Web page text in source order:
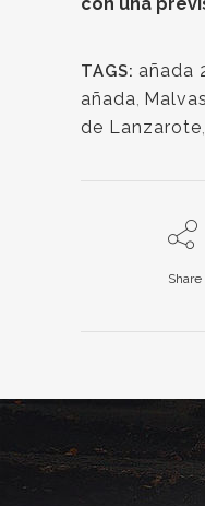
TAGS: añada
añada,
de Lanzarote,
Share